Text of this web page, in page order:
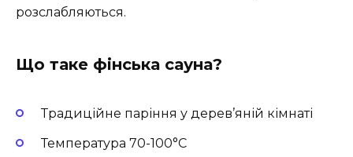
розслабляються.
Що таке фінська сауна?
Традиційне паріння у дерев’яній кімнаті
Температура 70-100°C